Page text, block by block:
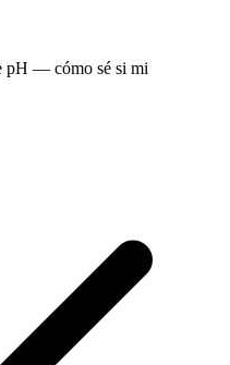
pH — cómo sé si mi